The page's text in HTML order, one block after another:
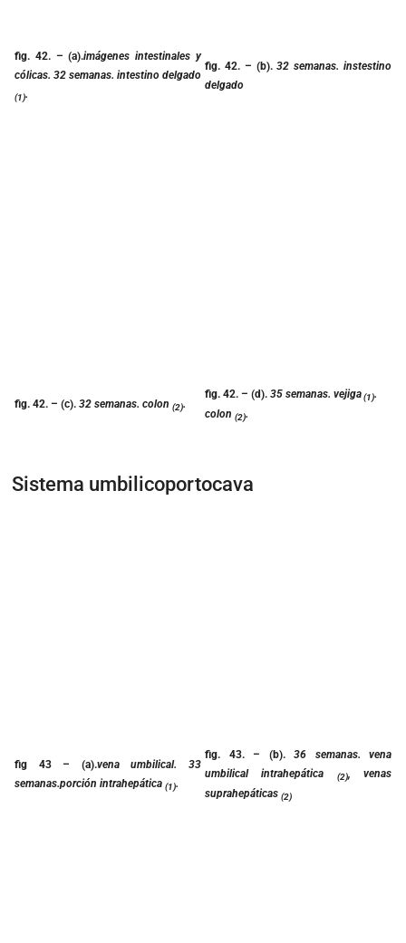
fig. 42.– (a).imágenes intestinales y
cólicas. 32 semanas. intestino delgado
(1).
fig. 42.– (b).32 semanas. instestino
delgado
fig. 42. – (c). 32 semanas. colon (2).
fig. 42. – (d). 35 semanas. vejiga(1).
colon (2).
Sistema umbilicoportocava
fig 43 – (a).vena umbilical. 33
semanas.porción intrahepática (1).
fig. 43.– (b). 36 semanas. vena
umbilical intrahepática
(2), venas
suprahepáticas (2)